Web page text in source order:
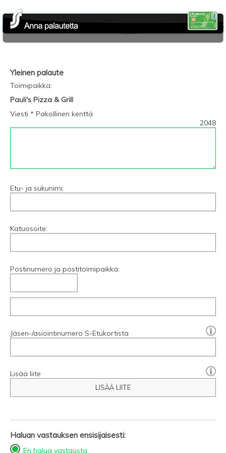
Yleinen palaute
Toimipaikka:
Pauli's Pizza & Grill
Viesti * Pakollinen kenttä
2048
Etu- ja sukunimi:
Katuosoite:
Postinumero ja postitoimipaikka:
Jäsen-/asiointinumero S-Etukortista
Lisää liite
LISÄÄ LIITE
Haluan vastauksen ensisijaisesti:
En halua vastausta